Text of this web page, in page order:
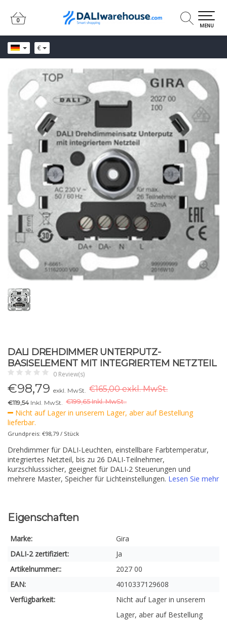
€
0
0
MENU
DALI DREHDIMMER UNTERPUTZ-
BASISELEMENT MIT INTEGRIERTEM NETZTEIL
0 Review(s)
€98,79 exkl. MwSt. €165,00 exkl. MwSt.
€119,54 Inkl. MwSt. €199,65 Inkl. MwSt..
Nicht auf Lager in unserem Lager, aber auf Bestellung
lieferbar.
Grundpreis: €98,79 / Stück
Drehdimmer für DALI-Leuchten, einstellbare Farbtemperatur,
integriertes Netzteil, bis zu 26 DALI-Teilnehmer,
kurzschlusssicher, geeignet für DALI-2 Steuerungen und
mehrere Master, Speicher für Lichteinstellungen. Lesen Sie mehr
Eigenschaften
Marke:
Gira
DALI-2 zertifiziert:
Ja
Artikelnummer::
2027 00
EAN:
4010337129608
Verfügbarkeit:
Nicht auf Lager in unserem
Lager, aber auf Bestellung